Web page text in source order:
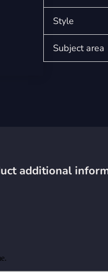
Style
Subject area
additional